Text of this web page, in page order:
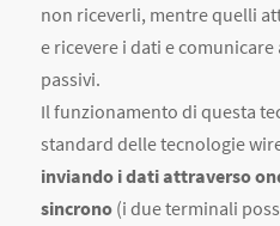
non riceverli, mentre quelli
e ricevere i dati e
passivi.
Il funzionamento di questa
standard delle tecnologie
inviando i dati attraverso
sincrono (i due terminali